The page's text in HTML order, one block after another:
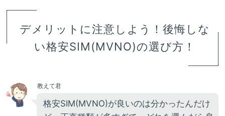
デメリットに注意しよう！後悔しな
い格安SIM(MVNO)の選び方！
教えて君
格安SIM(MVNO)が良いのは分かったんだけ